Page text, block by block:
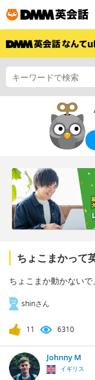
ちょこまかって
ちょこまか動かないで
shinさん
11 6310
Johnny M
イギリス